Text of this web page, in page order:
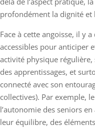
profondément la dignité et
Face à cette angoisse, il y
accessibles pour anticiper
activité physique
des apprentissages, et
connecté avec son
collectives). Par exemple,
l’autonomie des seniors
leur équilibre, des